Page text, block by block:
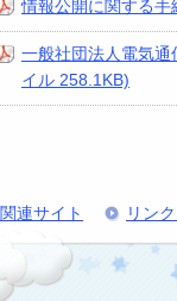
情報公開に関する
一般社団法人電気
イル 258.1KB)
関連サイト リン